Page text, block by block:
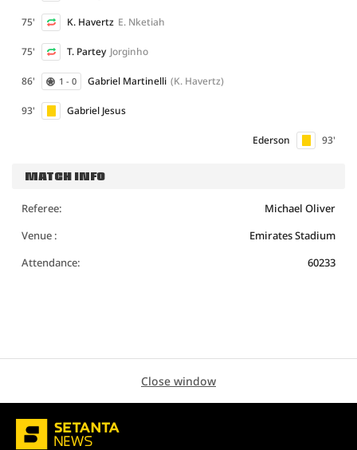
75' K. Havertz E. Nketiah
75' T. Partey Jorginho
86' 1 - 0 Gabriel Martinelli (K. Havertz)
93' Gabriel Jesus
93'
Ederson
MATCH INFO
Referee:
Michael Oliver
Venue :
Emirates Stadium
Attendance:
60233
Close window